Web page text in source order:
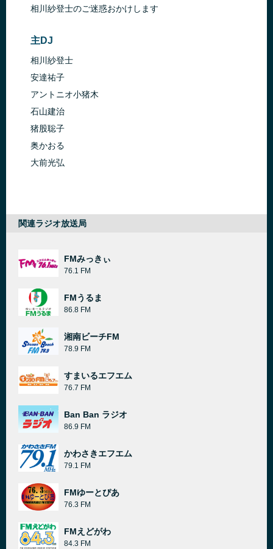
相川紗登士のご迷惑おかけします
主DJ
相川紗登士
安達祐子
アントニオ小猪木
石山建治
猪股聡子
奥かおる
大前光弘
関連ラジオ放送局
FMみっきぃ
76.1 FM
FMうるま
86.8 FM
湘南ビーチFM
78.9 FM
すまいるエフエム
76.7 FM
Ban Ban ラジオ
86.9 FM
かわさきエフエム
79.1 FM
FMゆーとぴあ
76.3 FM
FMえどがわ
84.3 FM